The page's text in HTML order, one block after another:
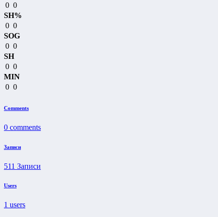
0 0
SH%
0 0
SOG
0 0
SH
0 0
MIN
0 0
Comments
0 comments
Записи
511 Записи
Users
1 users